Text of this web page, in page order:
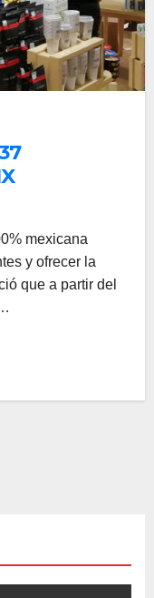
mexicana
y ofrecer la
que a partir del